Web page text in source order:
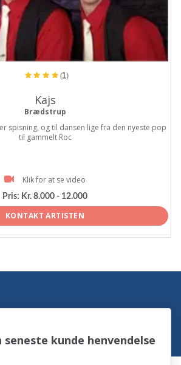
(1)
Kajs
Brædstrup
spisning, og til dansen lige fra den nyeste pop
til gammelt Roc
Klik for at se video
Pris: Kr. 8.000 - 12.000
KONTAKT ARTISTEN
kunde henvendelse